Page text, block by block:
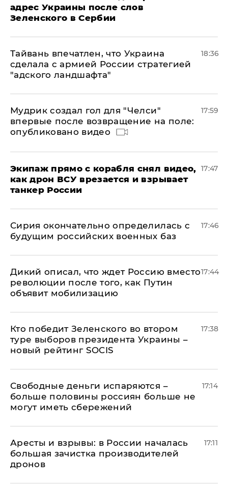
адрес Украины после слов
Зеленского в Сербии
Тайвань впечатлен, что Украина
сделала с армией России стратегией
"адского ландшафта"
18:36
Мудрик создал гол для "Челси"
впервые после возвращение на поле:
опубликовано видео
17:59
Экипаж прямо с корабля снял видео,
как дрон ВСУ врезается и взрывает
танкер России
17:47
Сирия окончательно определилась с
будущим российских военных баз
17:46
Дикий описал, что ждет Россию вместо
революции после того, как Путин
объявит мобилизацию
17:44
Кто победит Зеленского во втором
туре выборов президента Украины –
новый рейтинг SOCIS
17:38
Свободные деньги испаряются –
больше половины россиян больше не
могут иметь сбережений
17:14
Аресты и взрывы: в России началась
большая зачистка производителей
дронов
17:11